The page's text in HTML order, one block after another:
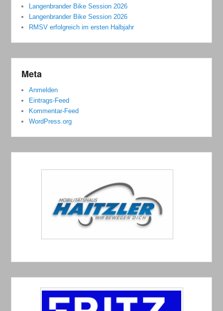
Langenbrander Bike Session 2026
Langenbrander Bike Session 2026
RMSV erfolgreich im ersten Halbjahr
Meta
Anmelden
Eintrags-Feed
Kommentar-Feed
WordPress.org